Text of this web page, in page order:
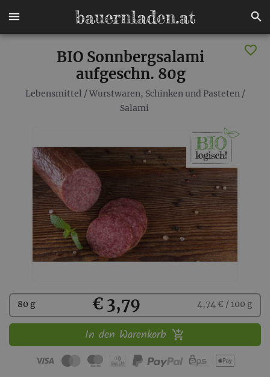
BIO Sonnbergsalami
aufgeschn. 80g
Lebensmittel / Wurstwaren, Schinken und Pasteten/
Salami
Kaufen
80 g € 3,79 4,74 € / 100 g
In den Warenkorb